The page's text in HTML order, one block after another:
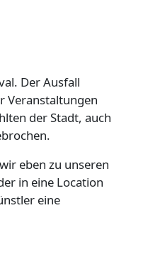
Der Ausfall
Veranstaltungen
der Stadt, auch
eben zu unseren
in eine Location
eine